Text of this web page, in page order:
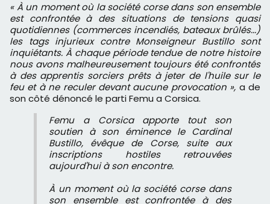
« À un moment où la société corse dans son ensemble
est confrontée à des situations de tensions quasi
quotidiennes (commerces incendiés, bateaux brûlés...)
les tags injurieux contre Monseigneur Bustillo sont
inquiétants. À chaque période tendue de notre histoire
nous avons malheureusement toujours été confrontés
à des apprentis sorciers prêts à jeter de l'huile sur le
feu et à ne reculer devant aucune provocation », a de
son côté dénoncé le parti Femu a Corsica.
Femu a Corsica apporte tout son
soutien à son éminence le Cardinal
Bustillo, évêque de Corse, suite aux
inscriptions hostiles retrouvées
aujourd'hui à son encontre.
À un moment où la société corse dans
son ensemble est confrontée à des